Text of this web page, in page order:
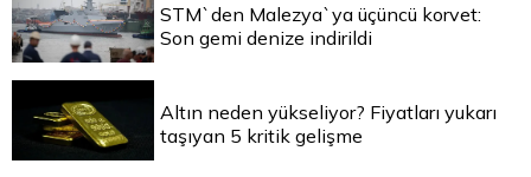
STM`den Malezya`ya üçüncü korvet:
Son gemi denize indirildi
Altın neden yükseliyor? Fiyatları yukarı
taşıyan 5 kritik gelişme